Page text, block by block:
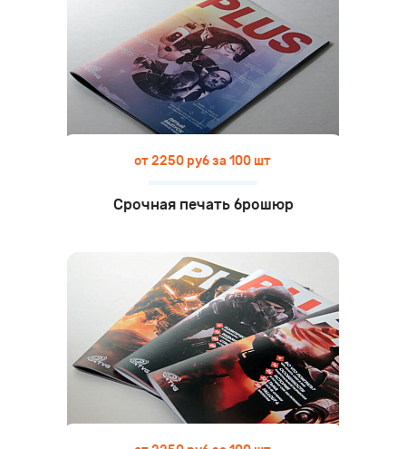
от 2250 руб за 100 шт
Срочная печать брошюр